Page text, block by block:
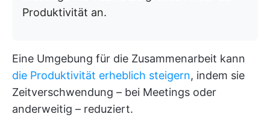
Produktivität an.
Eine Umgebung für die Zusammenarbeit kann
die Produktivität erheblich steigern, indem sie
Zeitverschwendung – bei Meetings oder
anderweitig – reduziert.